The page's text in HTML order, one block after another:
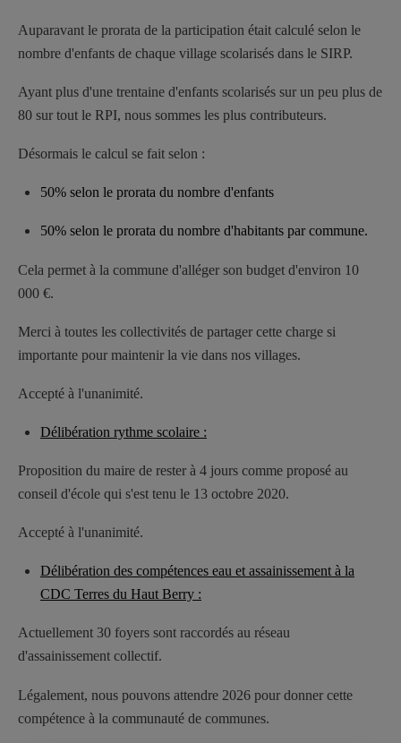
Auparavant le prorata de la participation était calculé selon le
nombre d'enfants de chaque village scolarisés dans le SIRP.
Ayant plus d'une trentaine d'enfants scolarisés sur un peu plus de
80 sur tout le RPI, nous sommes les plus contributeurs.
Désormais le calcul se fait selon :
50% selon le prorata du nombre d'enfants
50% selon le prorata du nombre d'habitants par commune.
Cela permet à la commune d'alléger son budget d'environ 10
000 €.
Merci à toutes les collectivités de partager cette charge si
importante pour maintenir la vie dans nos villages.
Accepté à l'unanimité.
Délibération rythme scolaire :
Proposition du maire de rester à 4 jours comme proposé au
conseil d'école qui s'est tenu le 13 octobre 2020.
Accepté à l'unanimité.
Délibération des compétences eau et assainissement à la
CDC Terres du Haut Berry :
Actuellement 30 foyers sont raccordés au réseau
d'assainissement collectif.
Légalement, nous pouvons attendre 2026 pour donner cette
compétence à la communauté de communes.